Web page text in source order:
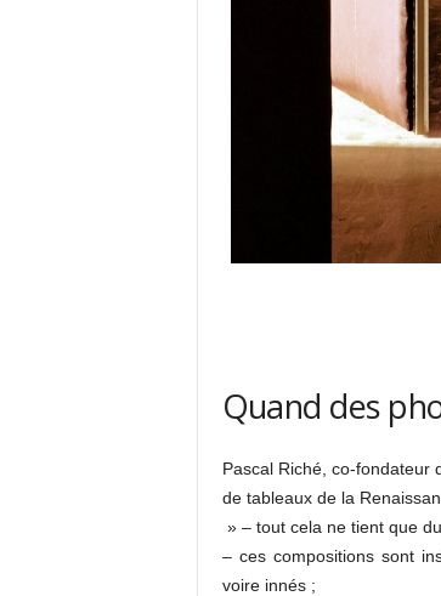
Quand des
Pascal Riché, co-fondateur
de tableaux de la
» – tout cela ne tient que
– ces compositions sont
voire innés ;